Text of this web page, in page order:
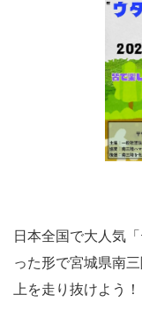
日本全国で大人気
った形で宮城県南
上を走り抜けよう！